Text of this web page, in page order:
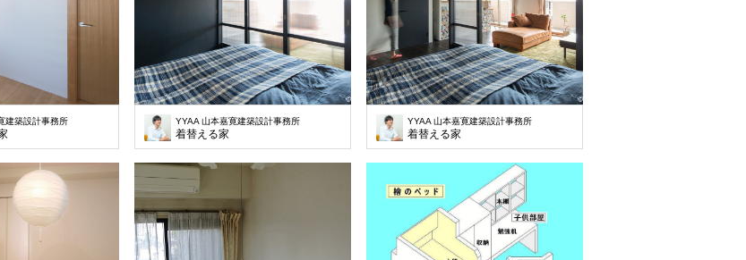
建築設計事務所 YYAA 山本嘉寛建築設計事務所
着替える家
YYAA 山本嘉寛建築設計事務所
着替える家